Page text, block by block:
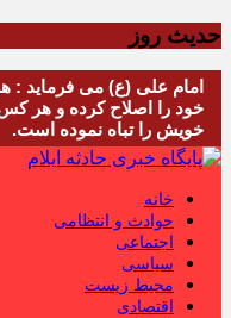
حدیث روز
خویش را تباه نموده است.
خانه
حوادث و انتظامی
اجتماعی
سیاسی
محیط زیست
اقتصادی